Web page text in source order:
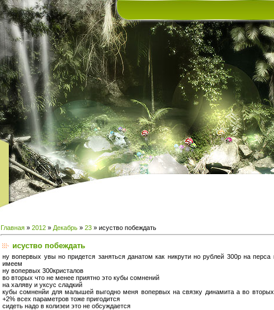
Главная » 2012 » Декабрь » 23 » исуство побеждать
исуство побеждать
ну вопервых увы но придется заняться данатом как никрути но рублей 300р на
имеем
ну вопервых 300кристалов
во вторых что не менее приятно это кубы сомнений
на халяву и уксус сладкий
кубы сомненйи для малышей выгодно меня вопервых на связку динамита а во
+2% всех параметров тоже пригодится
сидеть надо в колизеи это не обсуждается